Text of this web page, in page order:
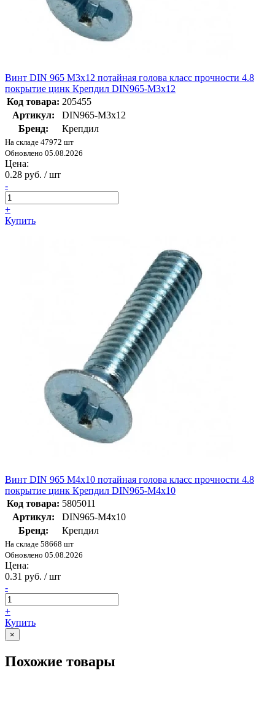
Винт DIN 965 М3х12 потайная голова класс прочности 4.8
покрытие цинк Крепдил DIN965-М3х12
Код товара: 205455
Артикул:
DIN965-М3х12
Бренд:
Крепдил
На складе 47972 шт
Обновлено 05.08.2026
Цена:
0.28 руб. / шт
-
+
Купить
Винт DIN 965 М4х10 потайная голова класс прочности 4.8
покрытие цинк Крепдил DIN965-М4х10
Код товара: 5805011
Артикул:
DIN965-М4х10
Бренд:
Крепдил
На складе 58668 шт
Обновлено 05.08.2026
Цена:
0.31 руб. / шт
-
+
Купить
×
Похожие товары